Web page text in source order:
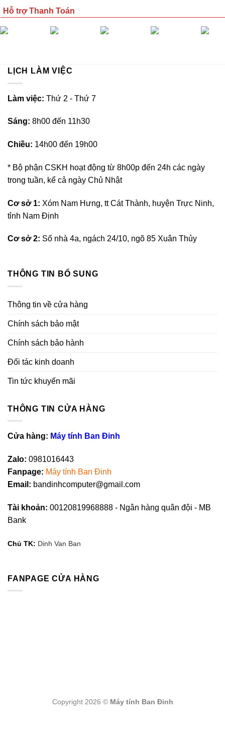
Hỗ trợ Thanh Toán
LỊCH LÀM VIỆC
Làm việc: Thứ 2 - Thứ 7
Sáng: 8h00 đến 11h30
Chiều: 14h00 đến 19h00
* Bộ phận CSKH hoạt động từ 8h00p đến 24h các ngày
trong tuần, kể cả ngày Chủ Nhật
Cơ sở 1: Xóm Nam Hưng, tt Cát Thành, huyện Trực Ninh,
tỉnh Nam Định
Cơ sở 2: Số nhà 4a, ngách 24/10, ngõ 85 Xuân Thủy
THÔNG TIN BỔ SUNG
Thông tin về cửa hàng
Chính sách bảo mật
Chính sách bảo hành
Đối tác kinh doanh
Tin tức khuyến mãi
THÔNG TIN CỬA HÀNG
Cửa hàng: Máy tính Ban Đinh
Zalo: 0981016443
Fanpage: Máy tính Ban Đinh
Email: bandinhcomputer@gmail.com
Tài khoản: 00120819968888 - Ngân hàng quân đội - MB
Bank
Chủ TK: Dinh Van Ban
FANPAGE CỬA HÀNG
Copyright 2026 © Máy tính Ban Đinh